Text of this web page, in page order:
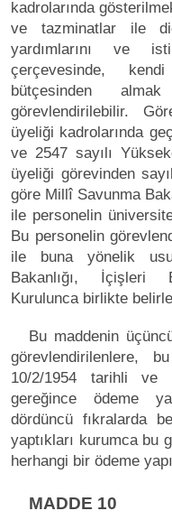
kadrolarında
ve tazminatlar ile
yardımlarını ve
çerçevesinde,
bütçesinden
görevlendirilebilir.
üyeliği kadrolarında
ve 2547 sayılı
üyeliği görevinden
göre Millî Savunma
ile personelin
Bu personelin
ile buna yönelik
Bakanlığı, İçişleri
Kurulunca birlikte
Bu maddenin
görevlendirilenlere,
10/2/1954 tarihli ve
gereğince ödeme
dördüncü fıkralarda
yaptıkları kurumca bu
herhangi bir ödeme
MADDE 10